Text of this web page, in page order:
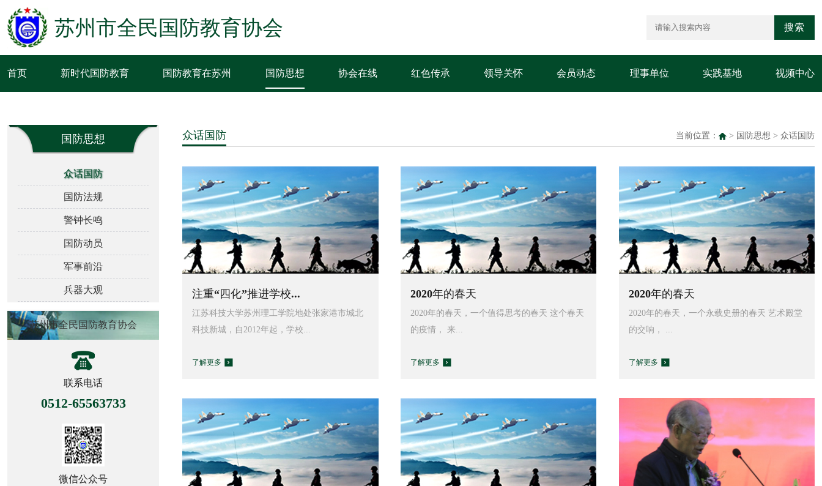
苏州市全民国防教育协会 搜索
首页 新时代国防教育 国防教育在苏州 国防思想 协会在线 红色传承 领导关怀 会员动态 理事单位 实践基地 视频中心
国防思想
众话国防
国防法规
警钟长鸣
国防动员
军事前沿
兵器大观
苏州市全民国防教育协会
联系电话
0512-65563733
微信公众号
众话国防 当前位置： > 国防思想 > 众话国防
注重“四化”推进学校...
江苏科技大学苏州理工学院地处张家港市城北
科技新城，自2012年起，学校...
了解更多
2020年的春天
2020年的春天，一个值得思考的春天 这个春天
的疫情， 来...
了解更多
2020年的春天
2020年的春天，一个永载史册的春天 艺术殿堂
的交响， ...
了解更多